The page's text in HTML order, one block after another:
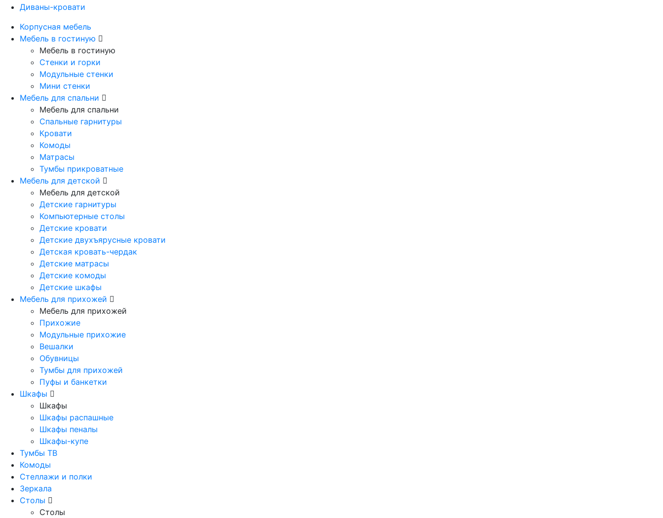
Диваны-кровати
Корпусная мебель
Мебель в гостиную
Мебель в гостиную
Стенки и горки
Модульные стенки
Мини стенки
Мебель для спальни
Мебель для спальни
Спальные гарнитуры
Кровати
Комоды
Матрасы
Тумбы прикроватные
Мебель для детской
Мебель для детской
Детские гарнитуры
Компьютерные столы
Детские кровати
Детские двухъярусные кровати
Детская кровать-чердак
Детские матрасы
Детские комоды
Детские шкафы
Мебель для прихожей
Мебель для прихожей
Прихожие
Модульные прихожие
Вешалки
Обувницы
Тумбы для прихожей
Пуфы и банкетки
Шкафы
Шкафы
Шкафы распашные
Шкафы пеналы
Шкафы-купе
Тумбы ТВ
Комоды
Стеллажи и полки
Зеркала
Столы
Столы